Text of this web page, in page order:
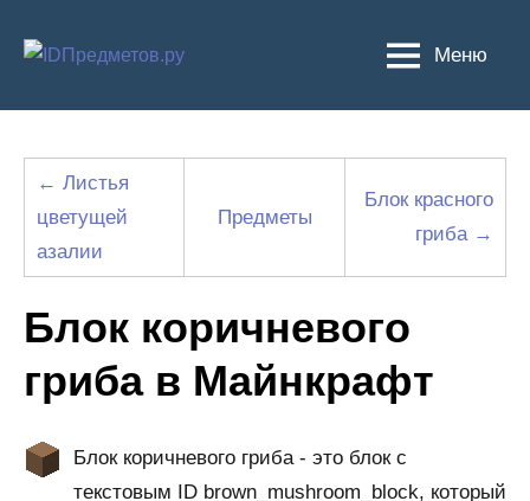
Меню
← Листья
цветущей
азалии
Предметы
Блок красного
гриба →
Блок коричневого
гриба в Майнкрафт
Блок коричневого гриба - это блок с
текстовым ID brown_mushroom_block, который